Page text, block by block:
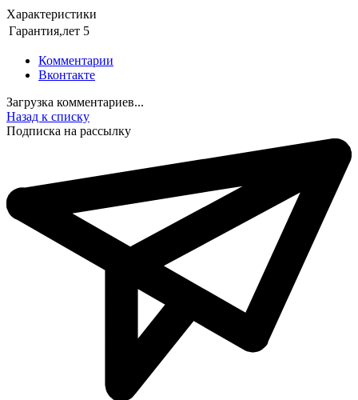
Характеристики
Гарантия,лет 5
Комментарии
Вконтакте
Загрузка комментариев...
Назад к списку
Подписка на рассылку